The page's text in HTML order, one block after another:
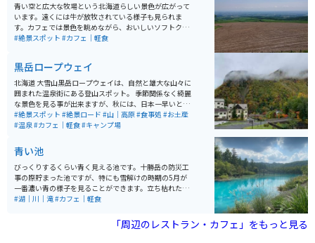
青い空と広大な牧場という北海道らしい景色が広がって
います。遠くには牛が放牧されている様子も見られま
す。カフェでは景色を眺めながら、おいしいソフトクリ
ームや軽食を食べることができます。景色を見ながらい
#絶景スポット #カフェ｜軽食
黒岳ロープウェイ
北海道 大雪山黒岳ロープウェイは、自然と雄大な山々に
囲まれた温泉街にある登山スポット。 季節関係なく綺麗
な景色を見る事が出来ますが、秋には、日本一早いと言
われる、紅葉の絶景スポットです。10月から11月にかけ
て最高の景色を見ることができるのでシーズン中は登山
めるので、普段のストレス生活のリフレッシュに最高の
スポットです。
#絶景スポット #絶景ロード #山｜高原#食事処 #お土産
#温泉#カフェ｜軽食#キャンプ場
青い池
びっくりするくらい青く見える池です。十勝岳の防災工
事の際貯まった池ですが、特にも雪解けの時期の5月が
一番濃い青の様子を見ることができます。立ち枯れたカ
ラマツと池のコントラストが美しい眺めです。冬は池は
で、雪と池のコラボも見どころの一つです。
#湖｜川｜滝#カフェ｜軽食
「周辺のレストラン・カフェ」をもっと見る